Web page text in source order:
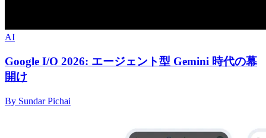
AI
Google I/O 2026: エージェント型 Gemini 時代の幕
開け
By Sundar Pichai